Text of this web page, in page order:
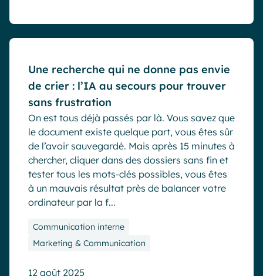
Une recherche qui ne donne pas envie
de crier : l’IA au secours pour trouver
sans frustration
On est tous déjà passés par là. Vous savez que
le document existe quelque part, vous êtes sûr
de l’avoir sauvegardé. Mais après 15 minutes à
chercher, cliquer dans des dossiers sans fin et
tester tous les mots-clés possibles, vous êtes
à un mauvais résultat près de balancer votre
ordinateur par la f...
Communication interne
Marketing & Communication
12 août 2025